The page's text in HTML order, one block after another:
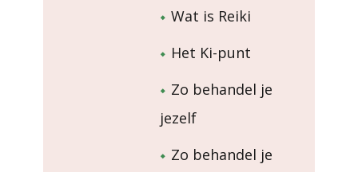
Wat is Reiki
Het Ki-punt
Zo behandel je
jezelf
Zo behandel je